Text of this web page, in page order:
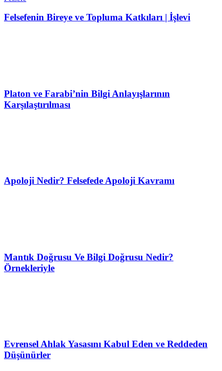
Felsefenin Bireye ve Topluma Katkıları | İşlevi
Platon ve Farabi’nin Bilgi Anlayışlarının
Karşılaştırılması
Apoloji Nedir? Felsefede Apoloji Kavramı
Mantık Doğrusu Ve Bilgi Doğrusu Nedir?
Örnekleriyle
Evrensel Ahlak Yasasını Kabul Eden ve Reddeden
Düşünürler